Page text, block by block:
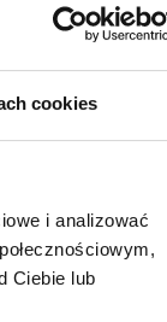
cookies
i analizować
Ciebie lub